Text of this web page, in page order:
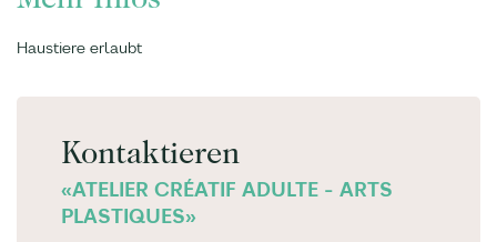
Haustiere erlaubt
Kontaktieren
«ATELIER CRÉATIF ADULTE - ARTS
PLASTIQUES»